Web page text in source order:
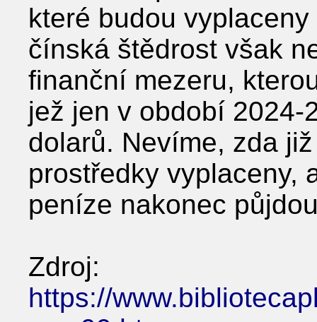
které budou
čínská štědrost však
finanční mezeru,
jež jen v období 2024-
dolarů. Nevíme, zda
prostředky vyplaceny,
peníze nakonec
Zdroj:
https://